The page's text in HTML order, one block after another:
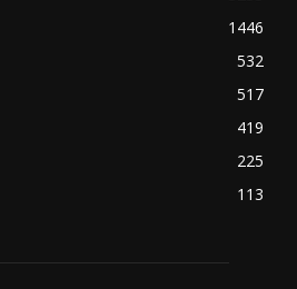
1446
532
517
419
225
113